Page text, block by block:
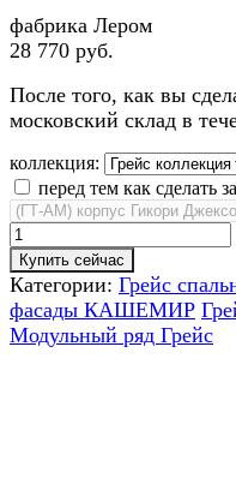
фабрика Лером
28 770 руб.
После того, как вы
московский склад в
коллекция:
перед тем как сделать
Купить сейчас
Категории: Грейс
фасады КАШЕМИР
Модульный ряд Грейс